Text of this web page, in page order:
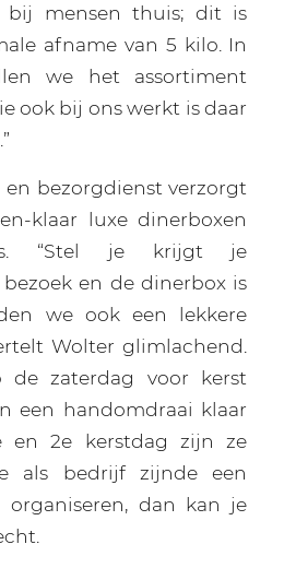
bij mensen thuis; dit is
afname van 5 kilo. In
we het assortiment
ook bij ons werkt is daar
en bezorgdienst verzorgt
klaar luxe dinerboxen
“Stel je krijgt je
en de dinerbox is
we ook een lekkere
Wolter glimlachend.
de zaterdag voor kerst
een handomdraai klaar
en 2e kerstdag zijn ze
als bedrijf zijnde een
organiseren, dan kan je